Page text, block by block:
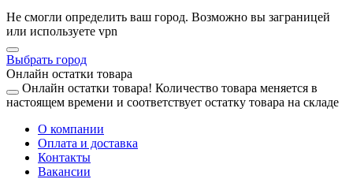
Не смогли определить ваш город. Возможно вы заграницей
или используете vpn
Выбрать город
Онлайн остатки товара
Онлайн остатки товара! Количество товара меняется в
настоящем времени и соответствует остатку товара на складе
О компании
Оплата и доставка
Контакты
Вакансии